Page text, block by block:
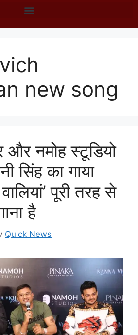
new song
और नमोह स्टूडियो
सिंह का गाया
पूरी तरह से
है
Quick News